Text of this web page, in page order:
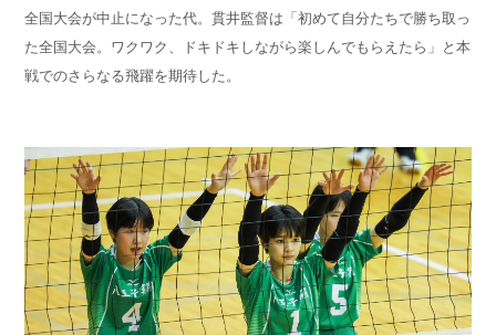
全国大会が中止になった代。貫井監督は「初めて自分たちで勝ち取っ
た全国大会。ワクワク、ドキドキしながら楽しんでもらえたら」と本
戦でのさらなる飛躍を期待した。